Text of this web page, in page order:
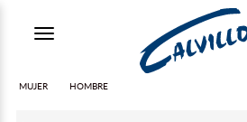
Toggle navigation
MUJER HOMBRE